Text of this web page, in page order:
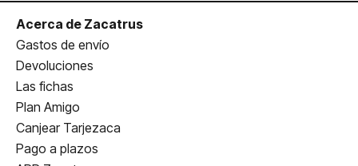
Acerca de Zacatrus
Gastos de envío
Devoluciones
Las fichas
Plan Amigo
Canjear Tarjezaca
Pago a plazos